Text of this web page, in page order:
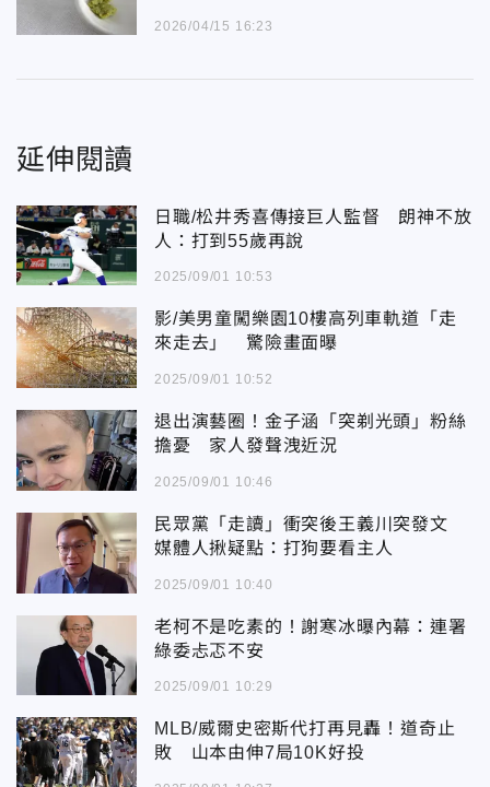
2026/04/15 16:23
延伸閱讀
日職/松井秀喜傳接巨人監督 朗神不放
人：打到55歲再說
2025/09/01 10:53
影/美男童闖樂園10樓高列車軌道「走
來走去」 驚險畫面曝
2025/09/01 10:52
退出演藝圈！金子涵「突剃光頭」粉絲
擔憂 家人發聲洩近況
2025/09/01 10:46
民眾黨「走讀」衝突後王義川突發文
媒體人揪疑點：打狗要看主人
2025/09/01 10:40
老柯不是吃素的！謝寒冰曝內幕：連署
綠委忐忑不安
2025/09/01 10:29
MLB/威爾史密斯代打再見轟！道奇止
敗 山本由伸7局10K好投